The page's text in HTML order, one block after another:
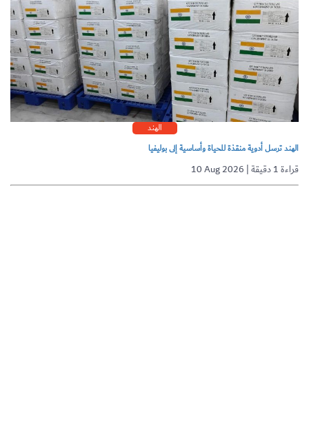
الهند
الهند ترسل أدوية منقذة للحياة وأساسية إلى بوليفيا
10 Aug 2026 | قراءة 1 دقيقة